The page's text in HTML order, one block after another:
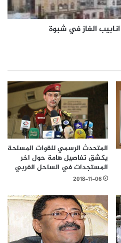
الغاز في شبوة
المتحدث الرسمي للقوات المسلحة
يكشق تفاصيل هامة حول اخر
المستجدات في الساحل الغربي
2018-11-06